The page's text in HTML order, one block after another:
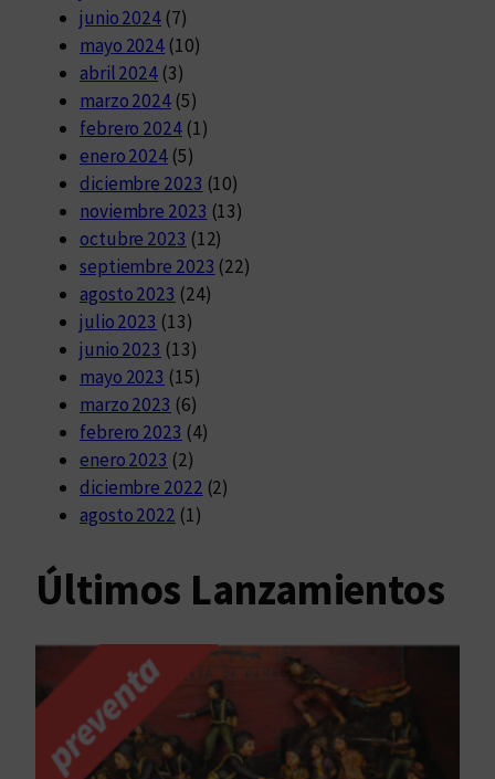
junio 2024 (7)
mayo 2024 (10)
abril 2024 (3)
marzo 2024 (5)
febrero 2024(1)
enero 2024 (5)
diciembre 2023 (10)
noviembre 2023 (13)
octubre 2023 (12)
septiembre 2023 (22)
agosto 2023 (24)
julio 2023 (13)
junio 2023 (13)
mayo 2023 (15)
marzo 2023 (6)
febrero 2023 (4)
enero 2023 (2)
diciembre 2022 (2)
agosto 2022 (1)
Últimos Lanzamientos